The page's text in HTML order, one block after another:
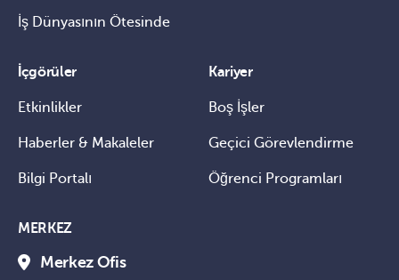
İş Dünyasının Ötesinde
İçgörüler
Etkinlikler
Haberler & Makaleler
Bilgi Portalı
Kariyer
Boş İşler
Geçici Görevlendirme
Öğrenci Programları
MERKEZ
Merkez Ofis